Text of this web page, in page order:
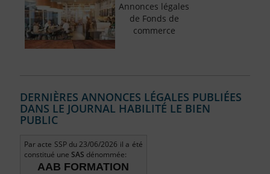
Annonces légales
de Fonds de
commerce
DERNIÈRES ANNONCES LÉGALES PUBLIÉES
DANS LE JOURNAL HABILITÉ LE BIEN
PUBLIC
Par acte SSP du 23/06/2026 il a été
constitué une SAS dénommée:
AAB FORMATION